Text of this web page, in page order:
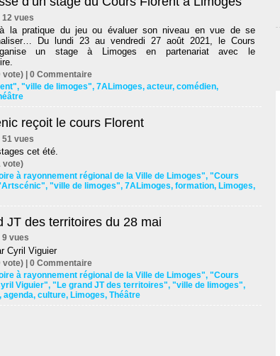
12 vues
à la pratique du jeu ou évaluer son niveau en vue de se
Du lundi 23 au vendredi 27 août 2021, le Cours
un stage à Limoges en partenariat avec le
| 0 Commentaire
, "ville de limoges", 7ALimoges, acteur, comédien,
reçoit le cours Florent
51 vues
cet été.
à rayonnement régional de la Ville de Limoges", "Cours
, "ville de limoges", 7ALimoges, formation, Limoges,
JT des territoires du 28 mai
9 vues
Cyril Viguier
| 0 Commentaire
à rayonnement régional de la Ville de Limoges", "Cours
Viguier", "Le grand JT des territoires", "ville de limoges",
, agenda, culture, Limoges, Théâtre